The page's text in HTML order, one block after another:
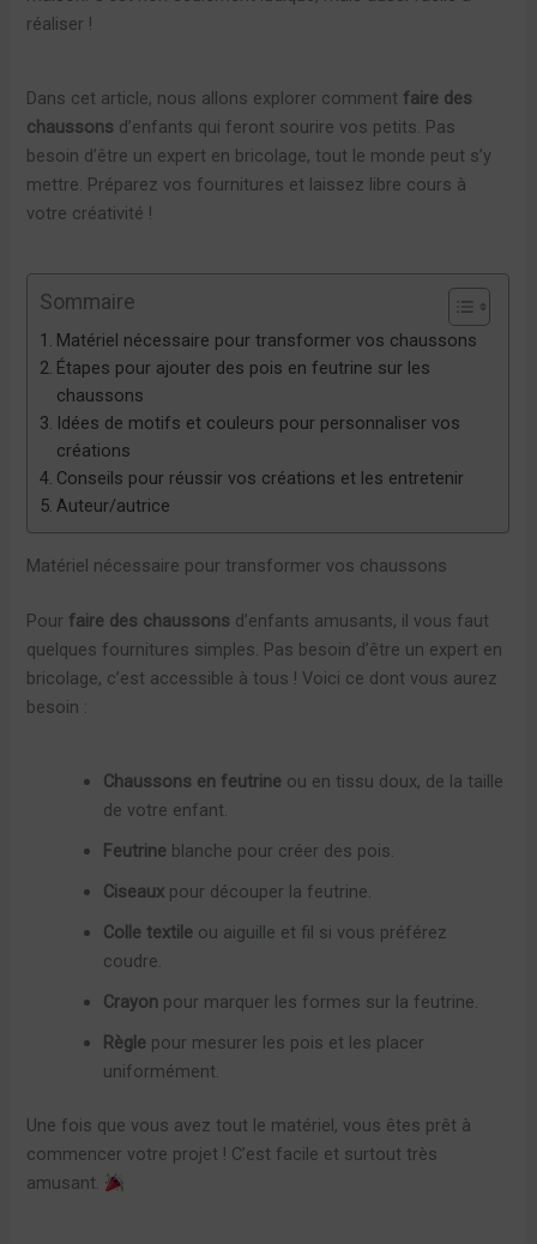
réaliser !
Dans cet article, nous allons explorer comment faire des
chaussons d’enfants qui feront sourire vos petits. Pas
besoin d’être un expert en bricolage, tout le monde peut s’y
mettre. Préparez vos fournitures et laissez libre cours à
votre créativité !
Sommaire
Matériel nécessaire pour transformer vos chaussons
Étapes pour ajouter des pois en feutrine sur les
chaussons
Idées de motifs et couleurs pour personnaliser vos
créations
Conseils pour réussir vos créations et les entretenir
Auteur/autrice
Matériel nécessaire pour transformer vos chaussons
Pour faire des chaussons d’enfants amusants, il vous faut
quelques fournitures simples. Pas besoin d’être un expert en
bricolage, c’est accessible à tous ! Voici ce dont vous aurez
besoin :
Chaussons en feutrine ou en tissu doux, de la taille
de votre enfant.
Feutrine blanche pour créer des pois.
Ciseaux pour découper la feutrine.
Colle textile ou aiguille et fil si vous préférez
coudre.
Crayon pour marquer les formes sur la feutrine.
Règle pour mesurer les pois et les placer
uniformément.
Une fois que vous avez tout le matériel, vous êtes prêt à
commencer votre projet ! C’est facile et surtout très
amusant.